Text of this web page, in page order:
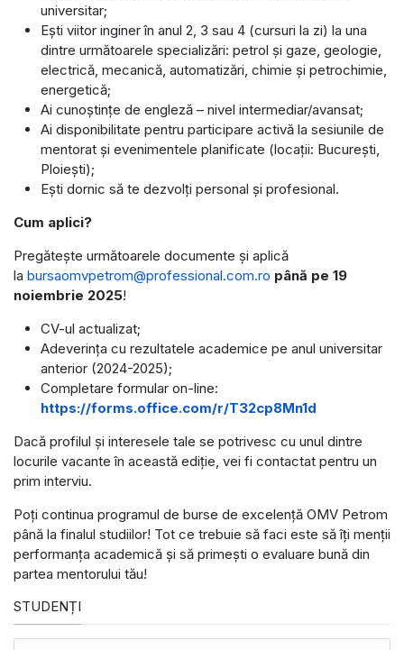
universitar;
Ești viitor inginer în anul 2, 3 sau 4 (cursuri la zi) la una
dintre următoarele specializări: petrol și gaze, geologie,
electrică, mecanică, automatizări, chimie și petrochimie,
energetică;
Ai cunoștințe de engleză – nivel intermediar/avansat;
Ai disponibilitate pentru participare activă la sesiunile de
mentorat și evenimentele planificate (locații: București,
Ploiești);
Ești dornic să te dezvolți personal și profesional.
Cum aplici?
Pregătește următoarele documente și aplică
la bursaomvpetrom@professional.com.ro până pe 19
noiembrie 2025!
CV-ul actualizat;
Adeverința cu rezultatele academice pe anul universitar
anterior (2024-2025);
Completare formular on-line:
https://forms.office.com/r/T32cp8Mn1d
Dacă profilul și interesele tale se potrivesc cu unul dintre
locurile vacante în această ediție, vei fi contactat pentru un
prim interviu.
Poți continua programul de burse de excelență OMV Petrom
până la finalul studiilor! Tot ce trebuie să faci este să îți menții
performanța academică și să primești o evaluare bună din
partea mentorului tău!
STUDENȚI